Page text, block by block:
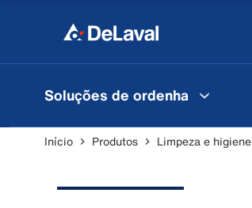
Soluções de ordenha
Início Produtos Limpeza e higiene